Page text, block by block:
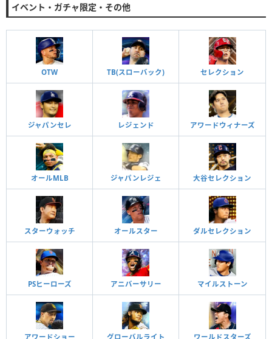
イベント・ガチャ限定・その他
OTW TB(スローバック) セレクション
ジャパンセレ レジェンド アワードウィナーズ
オールMLB ジャパンレジェ 大谷セレクション
スターウォッチ オールスター ダルセレクション
PSヒーローズ アニバーサリー マイルストーン
アワードショー グローバルライト ワールドスターズ